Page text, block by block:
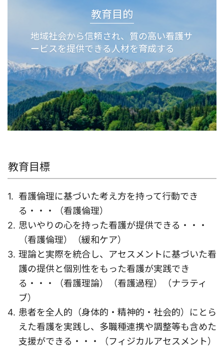
教育目的
地域社会から信頼され、質の高い看護サ
ービスを提供できる人材を育成する
教育目標
看護倫理に基づいた考え方を持って行動でき
る・・・（看護倫理）
思いやりの心を持った看護が提供できる・・・
（看護倫理）（緩和ケア）
理論と実際を統合し、アセスメントに基づいた看
護の提供と個別性をもった看護が実践でき
る・・・（看護理論）（看護過程）（ナラティ
ブ）
患者を全人的（身体的・精神的・社会的）にとら
えた看護を実践し、多職種連携や調整等も含めた
支援ができる・・・（フィジカルアセスメント）